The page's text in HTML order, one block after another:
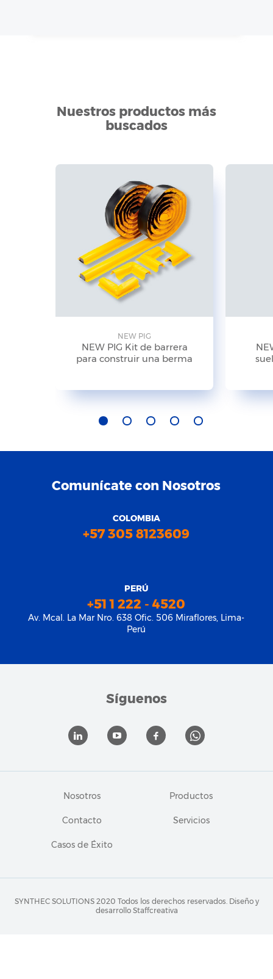
Nuestros productos más
buscados
NEW PIG
NEW PIG Kit de barrera
para construir una berma
Comunícate con Nosotros
COLOMBIA
+57 305 8123609
PERÚ
+51 1 222 - 4520
Av. Mcal. La Mar Nro. 638 Ofic. 506 Miraflores, Lima-
Perú
Síguenos
Nosotros Productos
Contacto Servicios
Casos de Éxito
SYNTHEC SOLUTIONS 2020 Todos los derechos reservados. Diseño y
desarrollo Staffcreativa